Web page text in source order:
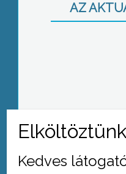
AZ
Kedves